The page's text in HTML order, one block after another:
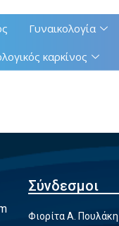
Γυναικολογία
καρκίνος
Σύνδεσμοι
Φιορίτα Α. Πουλάκη